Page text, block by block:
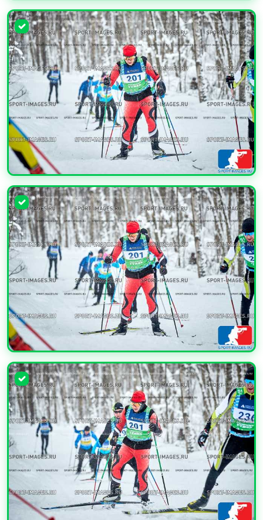
УВЕЛИЧИТЬ
УВЕЛИЧИТЬ
УВЕЛИЧИТЬ